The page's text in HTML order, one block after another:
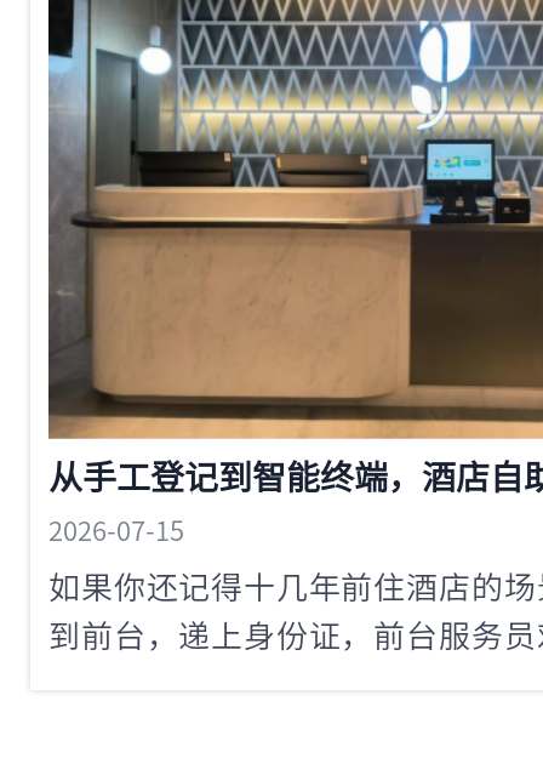
事情。
2026-07-15
如果你还记得十几年前住酒店的
到前台，递上身份证，前台服务